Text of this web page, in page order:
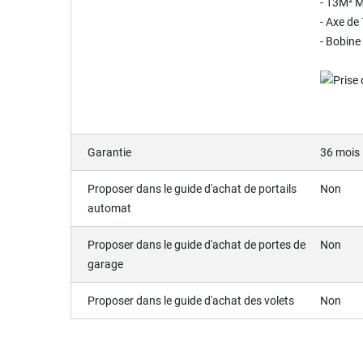
- Axe
-
Garantie 36 mois
Proposer dans le guide d'achat de portails
automat
Non
Proposer dans le guide d'achat de portes de
garage
Non
Proposer dans le guide d'achat des volets Non